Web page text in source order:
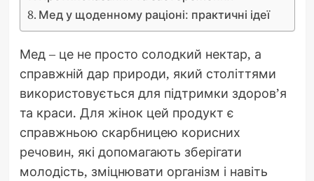
Мед у щоденному раціоні: практичні ідеї
Мед – це не просто солодкий нектар, а
справжній дар природи, який століттями
використовується для підтримки здоров’я
та краси. Для жінок цей продукт є
справжньою скарбницею корисних
речовин, які допомагають зберігати
молодість, зміцнювати організм і навіть